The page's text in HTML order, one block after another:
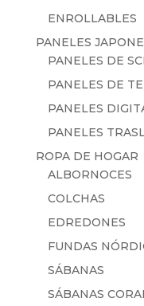
ENROLLABLES
PANELES
PANELES DE
PANELES DE
PANELES
PANELES
ROPA DE HOGAR
ALBORNOCES
COLCHAS
EDREDONES
FUNDAS
SÁBANAS
SÁBANAS